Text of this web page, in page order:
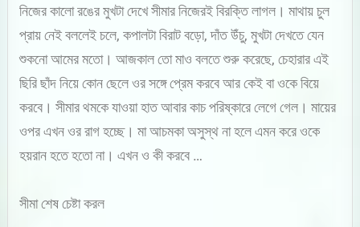
নিজের কালো রঙের মুখটা দেখে সীমার নিজেরই বিরক্তি লাগল। মাথায় চুল
প্রায় নেই বললেই চলে, কপালটা বিরাট বড়ো, দাঁত উঁচু, মুখটা দেখতে যেন
শুকনো আমের মতো। আজকাল তো মাও বলতে শুরু করেছে, চেহারার এই
ছিরি ছাঁদ নিয়ে কোন ছেলে ওর সঙ্গে প্রেম করবে আর কেই বা ওকে বিয়ে
করবে। সীমার থমকে যাওয়া হাত আবার কাচ পরিষ্কারে লেগে গেল। মায়ের
ওপর এখন ওর রাগ হচ্ছে। মা আচমকা অসুস্থ না হলে এমন করে ওকে
হয়রান হতে হতো না। এখন ও কী করবে …
সীমা শেষ চেষ্টা করল